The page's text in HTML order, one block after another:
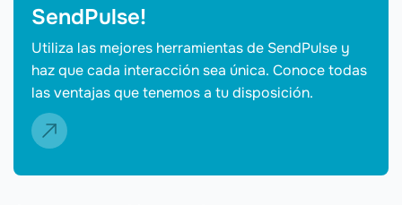
SendPulse!
Utiliza las mejores herramientas de SendPulse y
haz que cada interacción sea única. Conoce todas
las ventajas que tenemos a tu disposición.